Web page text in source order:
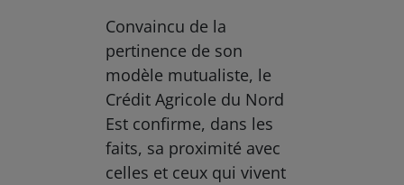
Convaincu de la
pertinence de son
modèle mutualiste, le
Crédit Agricole du Nord
Est confirme, dans les
faits, sa proximité avec
celles et ceux qui vivent